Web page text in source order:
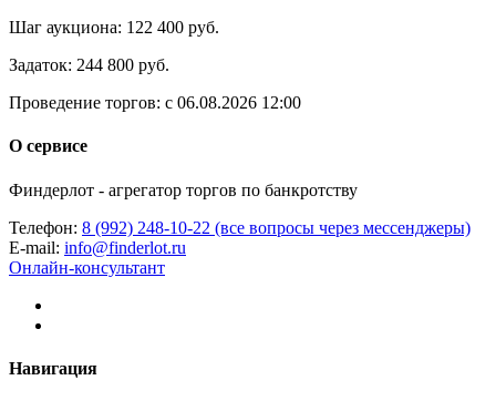
Шаг аукциона: 122 400 руб.
Задаток: 244 800 руб.
Проведение торгов: с 06.08.2026 12:00
О сервисе
Финдерлот - агрегатор торгов по банкротству
Телефон: 8 (992) 248-10-22 (все вопросы через мессенджеры)
E-mail: info@finderlot.ru
Онлайн-консультант
Навигация